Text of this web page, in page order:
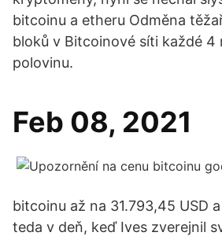
bitcoinu a etheru Odměna
bloků v Bitcoinové síti každé 4
polovinu.
Feb 08, 2021
bitcoinu až na 31.793,45 USD
teda v deň, keď Ives zverejnil